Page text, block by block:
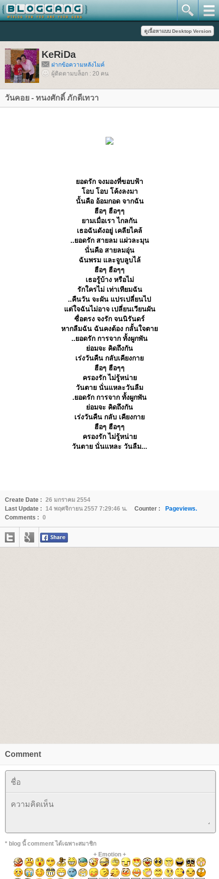
KeRiDa
ฝากข้อความหลังไมค์
ผู้ติดตามบล็อก : 20 คน
วันคอย - ทนงศักดิ์ ภักดีเทวา
อดรัก จงมองที่ขอบฟ้า
อบ โอบ โค้งลงมา
นั้นคือ อ้อมกอด จากฉัน
ฮือๆ ฮือๆๆ
ามเมื่อเรา ไกลกัน
เธอฉันดังอยู่ เคลียไคล้
..ยอดรัก สายลม แผ่วละมุน
นั่นคือ สายลมอุ่น
ฉันพรม และจูบลูบไล้
ฮือๆ ฮือๆๆ
เธอรู้บ้าง หรือไม่
รักใครไม่ เท่าเทียมฉัน
..คืนวัน จะผัน แปรเปลี่ยนไป
ต่ใจฉันไม่อาจ เปลี่ยนเวียนผัน
ซื่อตรง จงรัก จนนิรันดร์
หากลืมฉัน ฉันคงต้อง กลั้นใจตา
..ยอดรัก การจาก ทั้งผูกพัน
่อมจะ คิดถึงกัน
เร่งวันคืน กลับเคียงกา
ฮือๆ ฮือๆๆ
ครองรัก ไม่รู้หน่า
วันตาย นั่นแหละวันลืม
.ยอดรัก การจาก ทั้งผูกพัน
่อมจะ คิดถึงกัน
เร่งวันคืน กลับ เคียงกา
ฮือๆ ฮือๆๆ
ครองรัก ไม่รู้หน่า
วันตาย นั่นแหละ วันลืม...
Create Date : 26 มกราคม 2554
Last Update : 14 พฤศจิกายน 2557 7:29:46 น. Counter :
Pageviews.
Comments : 0
Comment
* blog นี้ comment ได้เฉพาะสมาชิก
+ Emotion+